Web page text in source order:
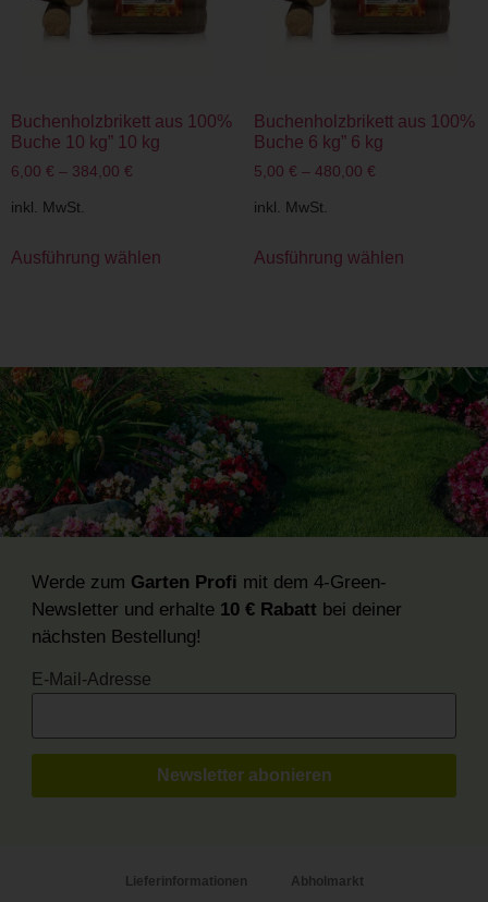
Buchenholzbrikett aus 100%
Buche 10 kg” 10 kg
6,00 € – 384,00 €
inkl. MwSt.
Ausführung wählen
Buchenholzbrikett aus 100%
Buche 6 kg” 6 kg
5,00 € – 480,00 €
inkl. MwSt.
Ausführung wählen
Werde zum Garten Profi mit dem 4-Green-
Newsletter und erhalte 10 € Rabatt bei deiner
nächsten Bestellung!
E-Mail-Adresse
Lieferinformationen Abholmarkt